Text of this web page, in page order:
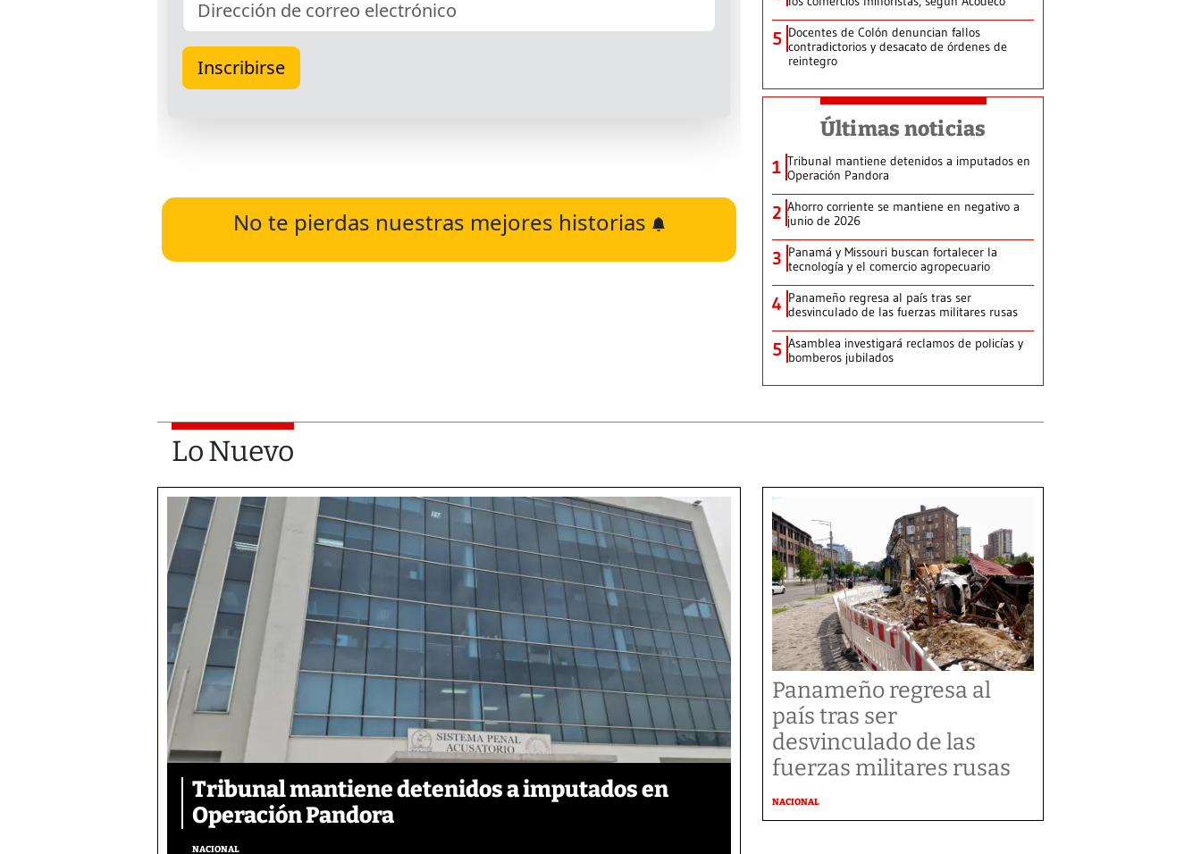
No te pierdas nuestras mejores historias
5 Docentes de Colón denuncian fallos
contradictorios y desacato de órdenes de
reintegro
Últimas noticias
1 Tribunal mantiene detenidos a imputados en
Operación Pandora
2 Ahorro corriente se mantiene en negativo a
junio de 2026
3 Panamá y Missouri buscan fortalecer la
tecnología y el comercio agropecuario
4 Panameño regresa al país tras ser
desvinculado de las fuerzas militares rusas
5 Asamblea investigará reclamos de policías y
bomberos jubilados
Lo Nuevo
Tribunal mantiene detenidos a imputados en
Operación Pandora
NACIONAL
Panameño regresa al
país tras ser
desvinculado de las
fuerzas militares rusas
NACIONAL